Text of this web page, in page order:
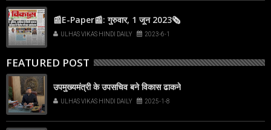
📰E-Paper📰: गुरुवार, 1 जून 2023🗞
ULHAS VIKAS HINDI DAILY 2023-6-1
FEATURED POST
उपमुख्यमंत्री के उपसचिव बने विकास ढाकने
ULHAS VIKAS HINDI DAILY 2025-1-8